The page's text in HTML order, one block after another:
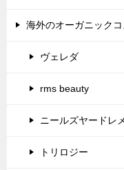
海外のオーガニックコ
ヴェレダ
rms beauty
ニールズヤードレ
トリロジー